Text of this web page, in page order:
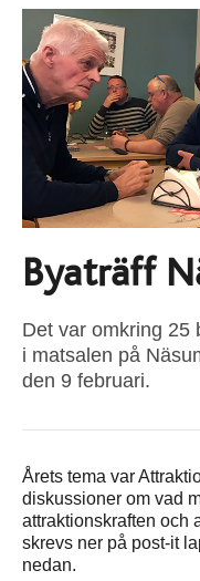
Byaträff
Det var omkring 25
i matsalen på
den 9 februari.
Årets tema var
diskussioner om vad
attraktionskraften och
skrevs ner på post-it
nedan.